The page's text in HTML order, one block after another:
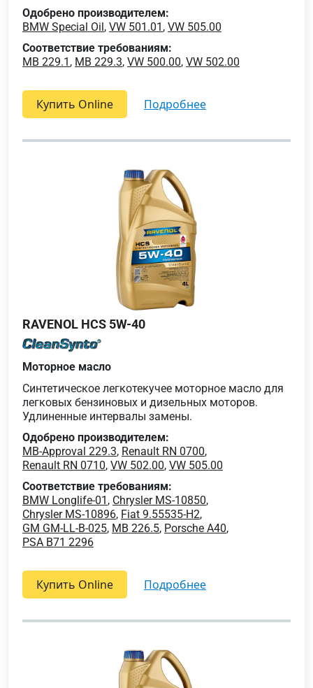
Одобрено производителем:
BMW Special Oil , VW 501.01 , VW 505.00
Соответствие требованиям:
MB 229.1 , MB 229.3, VW 500.00, VW 502.00
Купить Online подробнее
RAVENOL HCS 5W-40
Моторное масло
Синтетическое легкотекучее моторное масло для
легковых бензиновых и дизельных моторов.
Удлиненные интервалы замены.
Одобрено производителем:
MB-Approval 229.3, Renault RN 0700,
Renault RN 0710, VW 502.00, VW 505.00
Соответствие требованиям:
BMW Longlife-01 , Chrysler MS-10850,
Chrysler MS-10896, Fiat 9.55535-H2,
GM GM-LL-B-025, MB 226.5, Porsche A40,
PSA B71 2296
Купить Online подробнее